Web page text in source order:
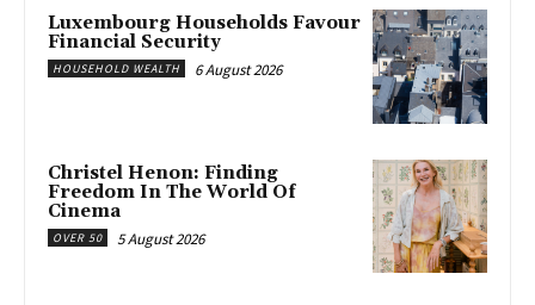
Luxembourg Households Favour
Financial Security
HOUSEHOLD WEALTH 6 August 2026
Christel Henon: Finding
Freedom In The World Of
Cinema
OVER 50 5 August 2026